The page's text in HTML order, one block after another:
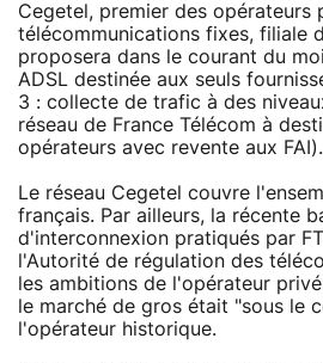
Cegetel, premier des opérateurs
télécommunications fixes, filiale
proposera dans le courant du
ADSL destinée aux seuls
3 : collecte de trafic à des
réseau de France Télécom à
opérateurs avec revente aux FAI).
Le réseau Cegetel couvre
français. Par ailleurs, la récente
d'interconnexion pratiqués par
l'Autorité de régulation des
les ambitions de l'opérateur
le marché de gros était "sous le
l'opérateur historique.